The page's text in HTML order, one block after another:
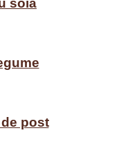
soia
post